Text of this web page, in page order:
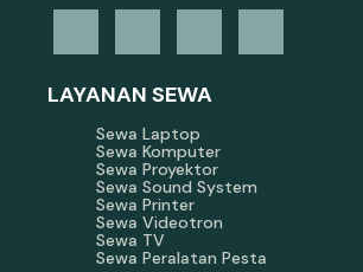
LAYANAN SEWA
Sewa Laptop
Sewa Komputer
Sewa Proyektor
Sewa Sound System
Sewa Printer
Sewa Videotron
Sewa TV
Sewa Peralatan Pesta